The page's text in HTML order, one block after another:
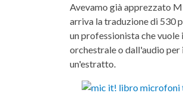
Avevamo già apprezzato
arriva la traduzione di 530
un professionista che
orchestrale o dall'audio per
un'estratto.